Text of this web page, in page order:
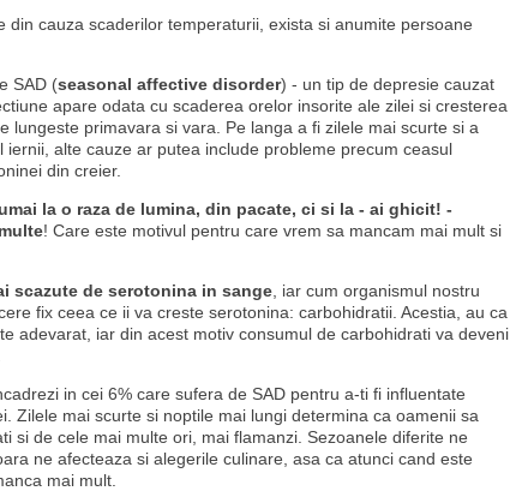
din cauza scaderilor temperaturii, exista si anumite persoane
SAD (seasonal affective disorder) - un tip de depresie cauzat
apare odata cu scaderea orelor insorite ale zilei si cresterea
lungeste primavara si vara. Pe langa a fi zilele mai scurte si a
alte cauze ar putea include probleme precum ceasul
din creier.
la o raza de lumina, din pacate, ci si la - ai ghicit! -
! Care este motivul pentru care vrem sa mancam mai mult si
scazute de serotonina in sange , iar cum organismul nostru
fix ceea ce ii va creste serotonina: carbohidratii. Acestia, au ca
adevarat, iar din acest motiv consumul de carbohidrati va deveni
in cei 6% care sufera de SAD pentru a-ti fi influentate
Zilele mai scurte si noptile mai lungi determina ca oamenii sa
si de cele mai multe ori, mai flamanzi. Sezoanele diferite ne
ne afecteaza si alegerile culinare, asa ca atunci cand este
mai mult.